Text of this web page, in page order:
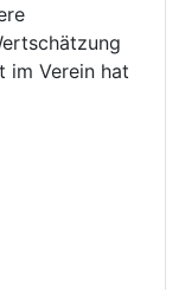
im Verein hat